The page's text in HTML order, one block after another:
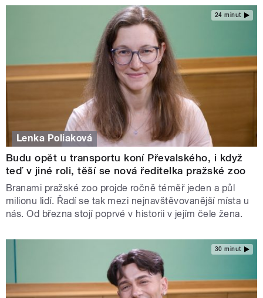
24 minut
Lenka Poliaková
Budu opět u transportu koní Převalského, i když
teď v jiné roli, těší se nová ředitelka pražské zoo
Branami pražské zoo projde ročně téměř jeden a půl
milionu lidí. Řadí se tak mezi nejnavštěvovanější místa u
nás. Od března stojí poprvé v historii v jejím čele žena.
30 minut